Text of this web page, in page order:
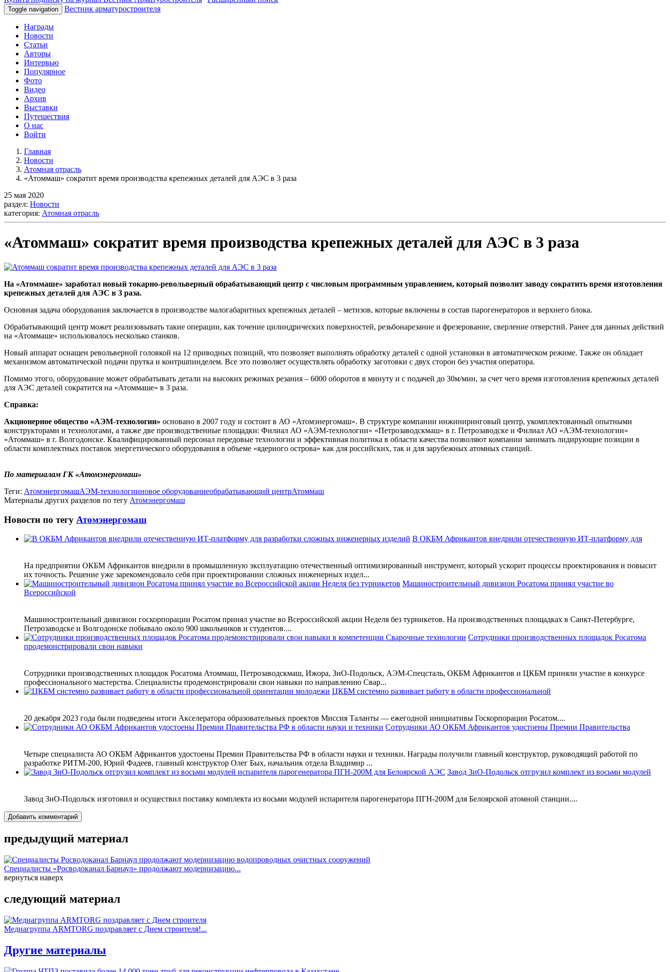
Toggle navigation Вестник арматуростроителя
Награды
Новости
Статьи
Авторы
Интервью
Популярное
Фото
Видео
Архив
Выставки
Путешествия
О нас
Войти
Главная
Новости
Атомная отрасль
«Атоммаш» сократит время производства крепежных деталей для АЭС в 3 раза
25 мая 2020
раздел: Новости
категория: Атомная отрасль
«Атоммаш» сократит время производства крепежных деталей для АЭС в 3 раза
На «Атоммаше» заработал новый токарно-револьверный обрабатывающий центр с числовым программным управлением, который позволит заводу сократить время изготовления
крепежных деталей для АЭС в 3 раза.
Основная задача оборудования заключается в производстве малогабаритных крепежных деталей – метизов, которые включены в состав парогенераторов и верхнего блока.
Обрабатывающий центр может реализовывать такие операции, как точение цилиндрических поверхностей, резьбонарезание и фрезерование, сверление отверстий. Ранее для данных действий
на «Атоммаше» использовалось несколько станков.
Новый аппарат оснащен револьверной головкой на 12 приводных позиций, что позволяет выполнять обработку деталей с одной установки в автоматическом режиме. Также он обладает
механизмом автоматической подачи прутка и контршпинделем. Все это позволяет осуществлять обработку заготовки с двух сторон без участия оператора.
Помимо этого, оборудование может обрабатывать детали на высоких режимах резания – 6000 оборотов в минуту и с подачей до 30м/мин, за счет чего время изготовления крепежных деталей
для АЭС деталей сократится на «Атоммаше» в 3 раза.
Справка:
Акционерное общество «АЭМ-технологии» основано в 2007 году и состоит в АО «Атомэнергомаш». В структуре компании инжиниринговый центр, укомплектованный опытными
конструкторами и технологами, а также две производственные площадки: Филиал АО «АЭМ-технологии» «Петрозаводскмаш» в г. Петрозаводске и Филиал АО «АЭМ-технологии»
«Атоммаш» в г. Волгодонске. Квалифицированный персонал передовые технологии и эффективная политика в области качества позволяют компании занимать лидирующие позиции в
области комплектных поставок энергетического оборудования в объеме «ядерного острова» как для российских, так и для зарубежных атомных станций.
По материалам ГК «Атомэнергомаш»
Теги: АтомэнергомашАЭМ-технологииновое оборудованиеобрабатывающий центрАтоммаш
Материалы других разделов по тегу Атомэнергомаш
Новости по тегу Атомэнергомаш
В ОКБМ Африкантов внедрили отечественную ИТ-платформу для
На предприятии ОКБМ Африкантов внедрили в промышленную эксплуатацию отечественный оптимизированный инструмент, который ускорит процессы проектирования и повысит
их точность. Решение уже зарекомендовало себя при проектировании сложных инженерных издел...
Машиностроительный дивизион Росатома принял участие во
Всероссийской
Машиностроительный дивизион госкорпорации Росатом принял участие во Всероссийской акции Неделя без турникетов. На производственных площадках в Санкт-Петербурге,
Петрозаводске и Волгодонске побывало около 900 школьников и студентов....
Сотрудники производственных площадок Росатома
продемонстрировали свои навыки
Сотрудники производственных площадок Росатома Атоммаш, Петрозаводскмаш, Ижора, ЗиО-Подольск, АЭМ-Спецсталь, ОКБМ Африкантов и ЦКБМ приняли участие в конкурсе
профессионального мастерства. Специалисты продемонстрировали свои навыки по направлению Свар...
ЦКБМ системно развивает работу в области профессиональной
20 декабря 2023 года были подведены итоги Акселератора образовательных проектов Миссия Таланты — ежегодной инициативы Госкорпорации Росатом....
Сотрудники АО ОКБМ Африкантов удостоены Премии Правительства
Четыре специалиста АО ОКБМ Африкантов удостоены Премии Правительства РФ в области науки и техники. Награды получили главный конструктор, руководящий работой по
разработке РИТМ-200, Юрий Фадеев, главный конструктор Олег Бых, начальник отдела Владимир ...
Завод ЗиО-Подольск отгрузил комплект из восьми модулей
Завод ЗиО-Подольск изготовил и осуществил поставку комплекта из восьми модулей испарителя парогенератора ПГН-200М для Белоярской атомной станции....
Добавить комментарий
предыдущий материал
Специалисты «Росводоканал Барнаул» продолжают модернизацию...
вернуться наверх
следующий материал
Медиагруппа ARMTORG поздравляет с Днем строителя!...
Другие материалы